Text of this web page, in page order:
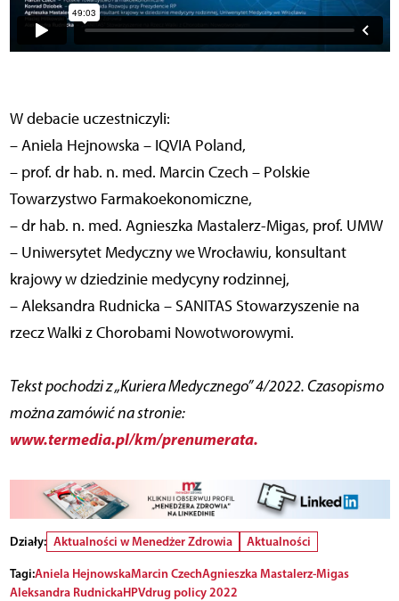
W debacie uczestniczyli:
– Aniela Hejnowska – IQVIA Poland,
– prof. dr hab. n. med. Marcin Czech – Polskie
Towarzystwo Farmakoekonomiczne,
– dr hab. n. med. Agnieszka Mastalerz-Migas, prof. UMW
– Uniwersytet Medyczny we Wrocławiu, konsultant
krajowy w dziedzinie medycyny rodzinnej,
– Aleksandra Rudnicka – SANITAS Stowarzyszenie na
rzecz Walki z Chorobami Nowotworowymi.
Tekst pochodzi z „Kuriera Medycznego” 4/2022. Czasopismo
można zamówić na stronie:
www.termedia.pl/km/prenumerata.
Działy: Aktualności w Menedżer Zdrowia
Aktualności
Tagi:Aniela HejnowskaMarcin CzechAgnieszka Mastalerz-Migas
Aleksandra RudnickaHPVdrug policy 2022